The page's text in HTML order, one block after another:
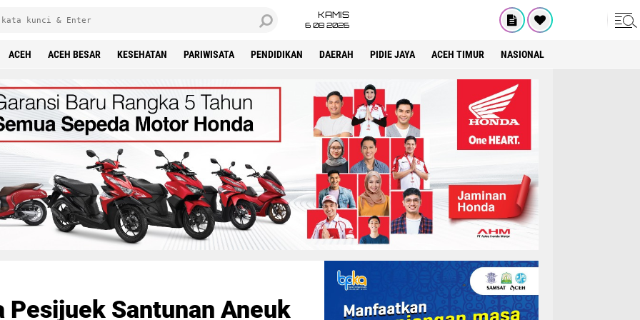
KAMIS
6 08 2026
ACEH ACEH BESAR KESEHATAN PARIWISATA PENDIDIKAN DAERAH PIDIE JAYA ACEH TIMUR NASIONAL
Pesijuek Santunan Aneuk